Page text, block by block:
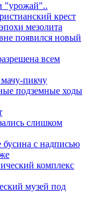
"урожай"..
крест
мезолита
появился новый
всем
пикчу
подземные ходы
слишком
бусина с надписью
комплекс
музей под